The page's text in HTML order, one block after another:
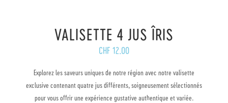
VALISETTE 4 JUS ÎRIS
CHF 12.00
Explorez les saveurs uniques de notre région avec notre valisette
exclusive contenant quatre jus différents, soigneusement sélectionnés
pour vous offrir une expérience gustative authentique et variée.